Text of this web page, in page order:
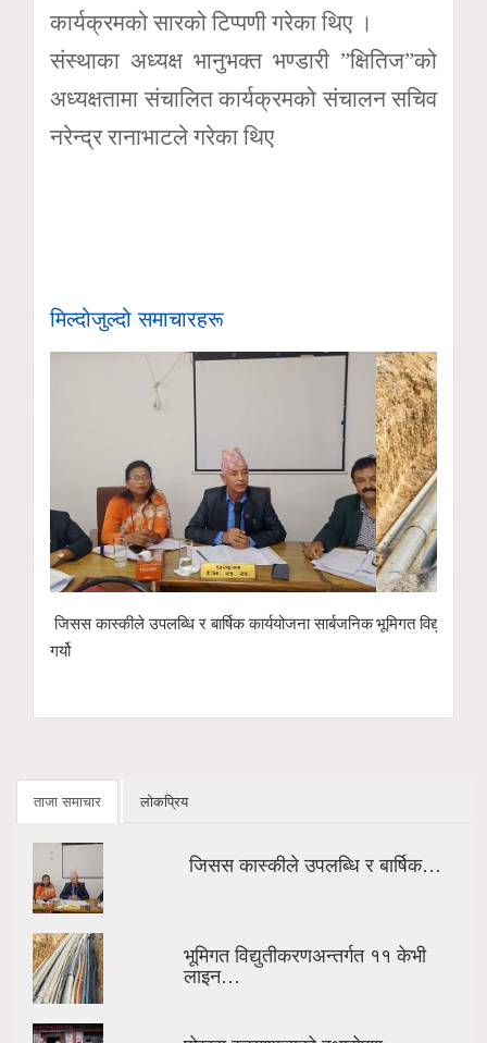
कार्यक्रमको सारको टिप्पणी गरेका थिए ।
संस्थाका अध्यक्ष भानुभक्त भण्डारी ”क्षितिज”को
अध्यक्षतामा संचालित कार्यक्रमको संचालन सचिव
नरेन्द्र रानाभाटले गरेका थिए
मिल्दोजुल्दो समाचारहरू
भूमिगत विद्युतीकरणअन्तर्गत ११ केभी लाइन ‘चार्ज’ गरिँदै
पोखरा
ताजा समाचार लोकप्रिय
जिसस कास्कीले उपलब्धि र बार्षिक…
भूमिगत विद्युतीकरणअन्तर्गत ११ केभी
लाइन…